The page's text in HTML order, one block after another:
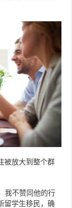
被放大到整个群
我不赞同他的行
留学生移民，确